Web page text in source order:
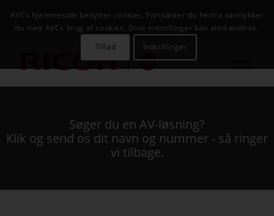
AVC INFOSYSTEM
Søger du en AV-løsning?
Klik og send os dit navn og nummer - så ringer
vi tilbage.
AVCs hjemmeside benytter cookies. Fortsætter du herfra samtykker
du med AVCs brug af cookies. Dine indstillinger kan altid ændres.
Tillad
Indstillinger